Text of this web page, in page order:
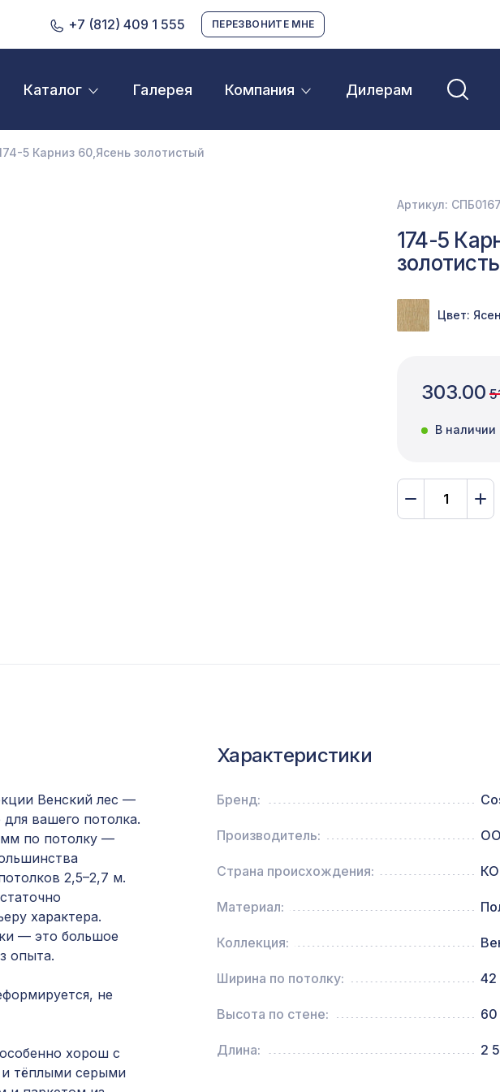
+7 (812) 409 1 555 ПЕРЕЗВОНИТЕ МНЕ
Каталог Галерея Компания Дилерам
3D орнамент
Акустические панели
Декоративные балки и брус
1850х30х6 мм
Перфорированная панель КВАДРО 11-45,
2070х930мм, ХДФ, дуб
Перфорированная панель РОМАНИКО, 1030х695мм,
ХДФ, венге
Перфорированная панель ДАМАСКО, 1000х680мм,
ХДФ, клён
Натуральные обои Cosca Traditional Prints L5018,
4226 ₽
5 Карниз 60,Ясень золотистый
Артикул:
174-5
Цвет:
303.00
В наличии
Венский лес —
вашего потолка.
по потолку —
2,5–2,7 м.
характера.
— это большое
опыта.
не
хорош с
тёплыми серыми
Характеристики
Бренд:
Производитель:
Страна происхождения:
Материал:
Коллекция:
Ширина по потолку:
Высота по стене:
Длина: 2